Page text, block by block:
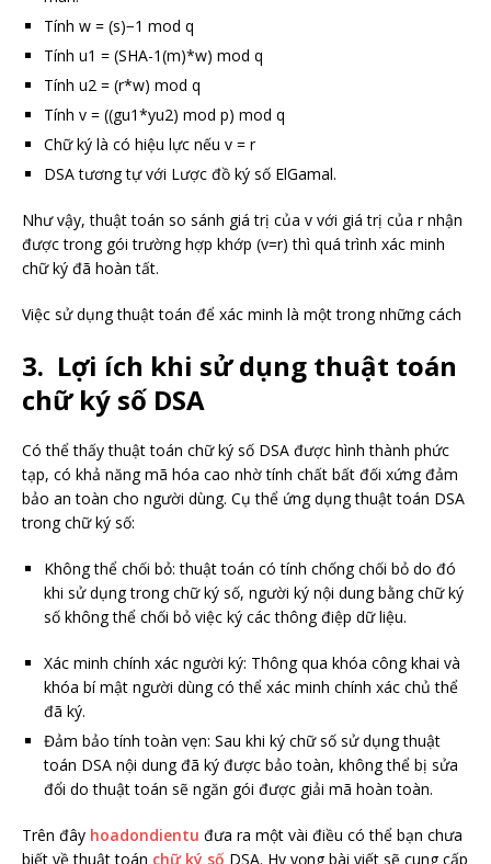
Tính w = (s)−1 mod q
Tính u1 = (SHA-1(m)*w) mod q
Tính u2 = (r*w) mod q
Tính v = ((gu1*yu2) mod p) mod q
Chữ ký là có hiệu lực nếu v = r
DSA tương tự với Lược đồ ký số ElGamal.
Như vậy, thuật toán so sánh giá trị của v với giá trị của r nhận
được trong gói trường hợp khớp (v=r) thì quá trình xác minh
chữ ký đã hoàn tất.
Việc sử dụng thuật toán để xác minh là một trong những cách
3. Lợi ích khi sử dụng thuật toán
chữ ký số DSA
Có thể thấy thuật toán chữ ký số DSA được hình thành phức
tạp, có khả năng mã hóa cao nhờ tính chất bất đối xứng đảm
bảo an toàn cho người dùng. Cụ thể ứng dụng thuật toán DSA
trong chữ ký số:
Không thể chối bỏ: thuật toán có tính chống chối bỏ do đó
khi sử dụng trong chữ ký số, người ký nội dung bằng chữ ký
số không thể chối bỏ việc ký các thông điệp dữ liệu.
Xác minh chính xác người ký: Thông qua khóa công khai và
khóa bí mật người dùng có thể xác minh chính xác chủ thể
đã ký.
Đảm bảo tính toàn vẹn: Sau khi ký chữ số sử dụng thuật
toán DSA nội dung đã ký được bảo toàn, không thể bị sửa
đổi do thuật toán sẽ ngăn gói được giải mã hoàn toàn.
Trên đây hoadondientu đưa ra một vài điều có thể bạn chưa
biết về thuật toán chữ ký số DSA. Hy vọng bài viết sẽ cung cấp